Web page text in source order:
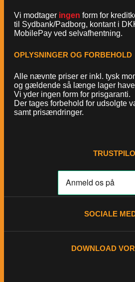
Vi modtager ingen form for
til Sydbank/Padborg, kontant i
MobilePay ved selvafhentning.
OPLYSNINGER OG FORBEHOLD
Alle nævnte priser er inkl. tysk
og gældende så længe lager
Vi yder ingen form for prisgaranti.
Der tages forbehold for udsolgte
samt prisændringer.
SOCIALE
DOWNLOAD